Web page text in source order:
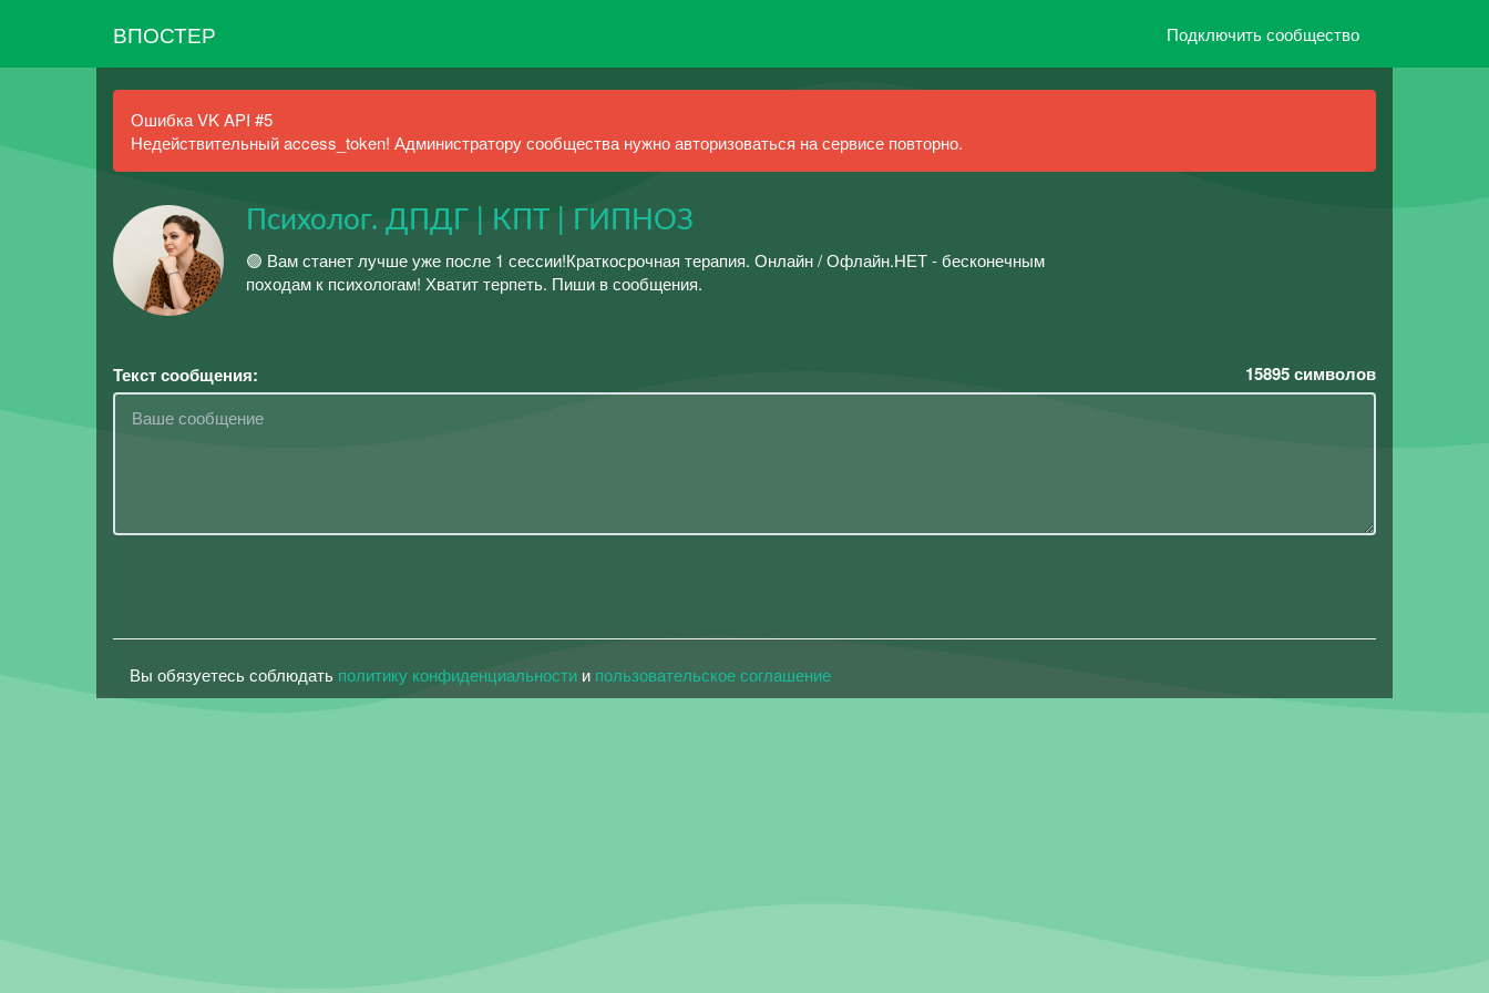
ВПОСТЕР Подключить сообщество
Ошибка VK API #5
Недействительный access_token! Администратору сообщества нужно авторизоваться на сервисе повторно.
Психолог. ДПДГ | КПТ | ГИПНОЗ
🟢 Вам станет лучше уже после 1 сессии!Краткосрочная терапия. Онлайн / Офлайн.НЕТ - бесконечным
походам к психологам! Хватит терпеть. Пиши в сообщения.
Текст сообщения: 15895символов
Вы обязуетесь соблюдать политику конфиденциальности и пользовательское соглашение